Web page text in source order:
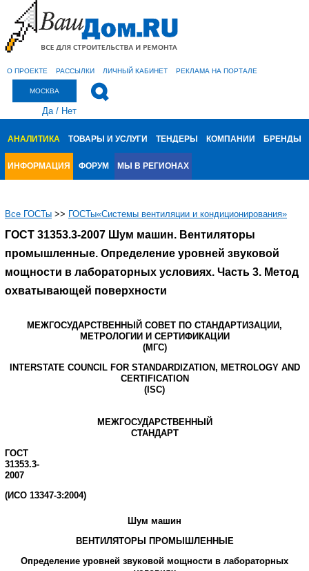
О ПРОЕКТЕ РАССЫЛКИ ЛИЧНЫЙ КАБИНЕТ РЕКЛАМА НА ПОРТАЛЕ
МОСКВА
Да/ Нет
АНАЛИТИКА ТОВАРЫ И УСЛУГИ ТЕНДЕРЫ КОМПАНИИ БРЕНДЫ
ИНФОРМАЦИЯ ФОРУМ МЫ В РЕГИОНАХ
Все ГОСТы >> ГОСТы«Системы вентиляции и кондиционирования»
ГОСТ 31353.3-2007 Шум машин. Вентиляторы
промышленные. Определение уровней звуковой
мощности в лабораторных условиях. Часть 3. Метод
охватывающей поверхности
МЕЖГОСУДАРСТВЕННЫЙ СОВЕТ ПО СТАНДАРТИЗАЦИИ,
МЕТРОЛОГИИ И СЕРТИФИКАЦИИ
(МГС)
INTERSTATE COUNCIL FOR STANDARDIZATION, METROLOGY AND
CERTIFICATION
(ISC)
МЕЖГОСУДАРСТВЕННЫЙ
СТАНДАРТ
ГОСТ
31353.3-
2007
(ИСО 13347-3:2004)
Шум машин
ВЕНТИЛЯТОРЫ
ПРОМЫШЛЕННЫЕ
Определение уровней звуковой мощности в лабораторных